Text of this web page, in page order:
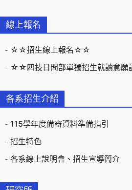
線上報名
☆☆招生線上報名☆☆
☆☆四技日間部單獨招生就讀意
各系招生介紹
115學年度備審資料準備指引
招生特色
各系線上說明會、招生宣導簡介